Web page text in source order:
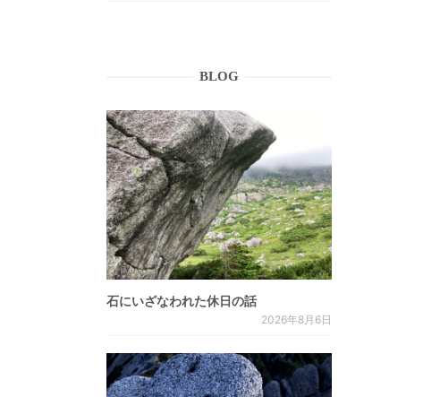
BLOG
石にいざなわれた休日の話
2026年8月6日